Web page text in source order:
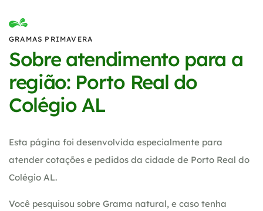
GRAMAS PRIMAVERA
Sobre atendimento para a
região: Porto Real do
Colégio AL
Esta página foi desenvolvida especialmente para
atender cotações e pedidos da cidade de Porto Real do
Colégio AL.
Você pesquisou sobre Grama natural, e caso tenha